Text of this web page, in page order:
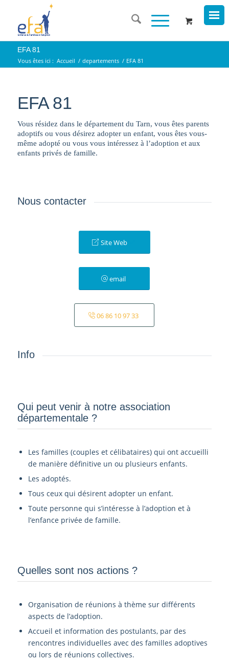
EFA 81
Vous êtes ici : Accueil / departements / EFA 81
EFA 81
Vous résidez dans le département du Tarn, vous êtes parents
adoptifs ou vous désirez adopter un enfant, vous êtes vous-
même adopté ou vous vous intéressez à l’adoption et aux
enfants privés de famille.
Nous contacter
Site Web
email
06 86 10 97 33
Info
Qui peut venir à notre association
départementale ?­
Les familles (couples et célibataires) qui ont accueilli
de manière définitive un ou plusieurs enfants.
Les adoptés.
Tous ceux qui désirent adopter un enfant.
Toute personne qui s’intéresse à l’adoption et à
l’enfance privée de famille.
Quelles sont nos actions ?
Organisation de réunions à thème sur différents
aspects de l’adoption.
Accueil et information des postulants, par des
rencontres individuelles avec des familles adoptives
ou lors de réunions collectives.